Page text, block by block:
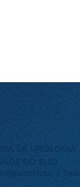
DE UROLOGIA
DO SUL)
|